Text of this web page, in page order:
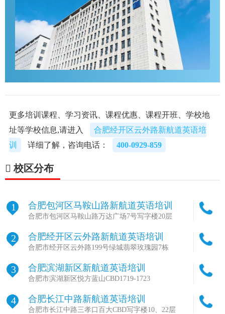
更多培训课程、学习资讯、课程优惠、课程开班、学校地
址等学校信息,请进入
合肥经开区云外路新航道英语培
训
详细了解，咨询电话： 400-0929-859
校区分布
1 合肥包河区马鞍山路新航道英语培训
合肥市包河区马鞍山路万达广场7号写字楼20层
2 合肥经开区云外路新航道英语培训
合肥市经开区云外路199号绿城翡翠玫瑰园7栋
3 合肥滨湖新区新航道英语培训
合肥市滨湖新区悦方蓝山CBD1719-1723
4 合肥长江中路新航道英语培训
合肥市长江中路三孝口百大CBD写字楼10、22层